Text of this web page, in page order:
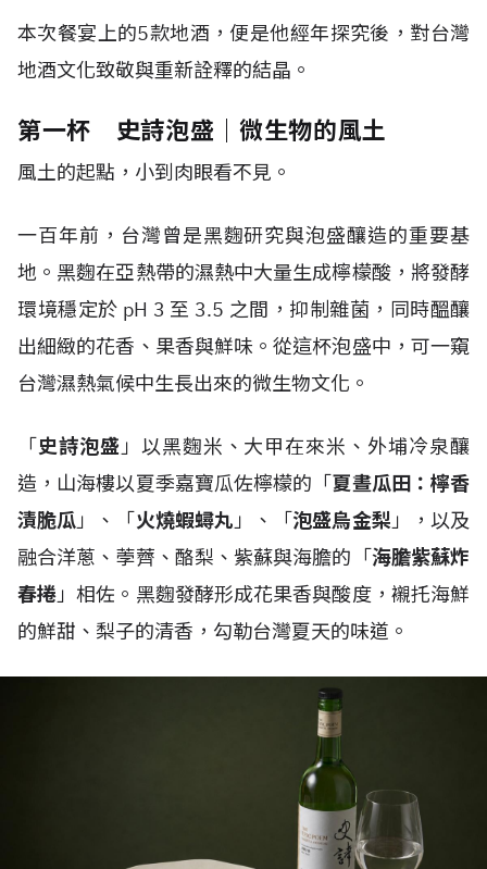
本次餐宴上的5款地酒，便是他經年探究後，對台灣
地酒文化致敬與重新詮釋的結晶。
第一杯 史詩泡盛｜微生物的風土
風土的起點，小到肉眼看不見。
一百年前，台灣曾是黑麴研究與泡盛釀造的重要基
地。黑麴在亞熱帶的濕熱中大量生成檸檬酸，將發酵
環境穩定於 pH 3 至 3.5 之間，抑制雜菌，同時醞釀
出細緻的花香、果香與鮮味。從這杯泡盛中，可一窺
台灣濕熱氣候中生長出來的微生物文化。
「史詩泡盛」以黑麴米、大甲在來米、外埔冷泉釀
造，山海樓以夏季嘉寶瓜佐檸檬的「夏晝瓜田：檸香
漬脆瓜」、「火燒蝦蟳丸」、「泡盛烏金梨」，以及
融合洋蔥、荸薺、酪梨、紫蘇與海膽的「海膽紫蘇炸
春捲」相佐。黑麴發酵形成花果香與酸度，襯托海鮮
的鮮甜、梨子的清香，勾勒台灣夏天的味道。